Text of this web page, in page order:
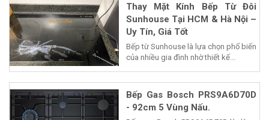
Thay Mặt Kính Bếp Từ Đôi
Sunhouse Tại HCM & Hà Nội –
Uy Tín, Giá Tốt
Bếp từ Sunhouse là lựa chọn phổ biến
của nhiều gia đình nhờ thiết kế...
Bếp Gas Bosch PRS9A6D70D
- 92cm 5 Vùng Nấu.